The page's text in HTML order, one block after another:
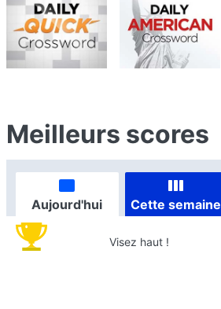
Meilleurs scores
Aujourd'hui Cette semaine
Visez haut !